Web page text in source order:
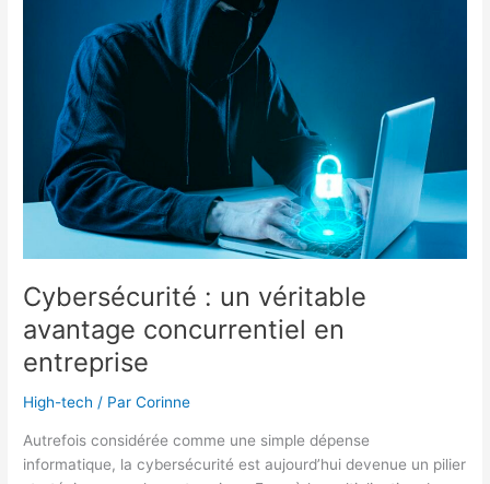
publicitaires
personnalisés
Cybersécurité : un véritable
avantage concurrentiel en
entreprise
High-tech / ParCorinne
Autrefois considérée comme une simple dépense
informatique, la cybersécurité est aujourd’hui devenue un pilier